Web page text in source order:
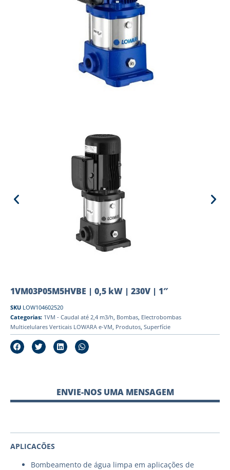
1VM03P05M5HVBE | 0,5 kW | 230V | 1″
SKU LOW104602520
Categorias: 1VM - Caudal até 2,4 m3/h, Bombas, Electrobombas
Multicelulares Verticais LOWARA e-VM, Produtos, Superfície
ENVIE-NOS UMA MENSAGEM
APLICACÕES
Bombeamento de água limpa em aplicações de